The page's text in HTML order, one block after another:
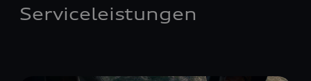
Serviceleistungen